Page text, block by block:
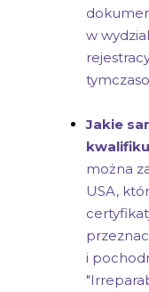
w
Jakie
można
USA,
i